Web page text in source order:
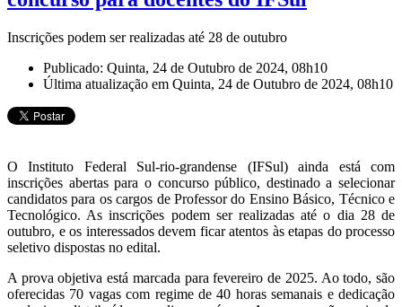
Inscrições podem ser realizadas até 28 de outubro
Publicado: Quinta, 24 de Outubro de 2024, 08h10
Última atualização em Quinta, 24 de Outubro de 2024, 08h10
O Instituto Federal Sul-rio-grandense (IFSul) ainda está com
inscrições abertas para o concurso público, destinado a selecionar
candidatos para os cargos de Professor do Ensino Básico, Técnico e
Tecnológico. As inscrições podem ser realizadas até o dia 28 de
outubro, e os interessados devem ficar atentos às etapas do processo
seletivo dispostas no edital.
A prova objetiva está marcada para fevereiro de 2025. Ao todo, são
oferecidas 70 vagas com regime de 40 horas semanais e dedicação